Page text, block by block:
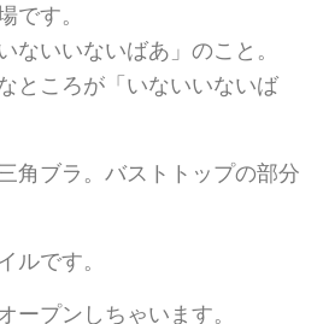
です。
ないいないばあ」のこと。
ところが「いないいないば
角ブラ。バストトップの部分
ルです。
ープンしちゃいます。